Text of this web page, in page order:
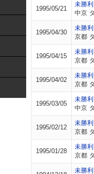
1995/05/21
未勝利
中京
1995/04/30
未勝利
京都
1995/04/15
未勝利
京都
1995/04/02
未勝利
京都
1995/03/05
未勝利
中京
1995/02/12
未勝利
京都
1995/01/28
未勝利
京都
未勝利